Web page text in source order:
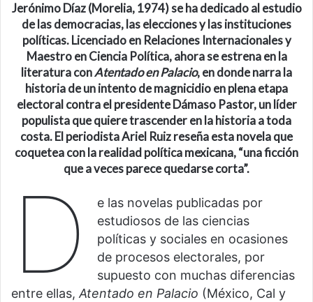
Jerónimo Díaz (Morelia, 1974)se ha dedicado al estudio
de las democracias, las elecciones y las instituciones
políticas.Licenciado en Relaciones Internacionales y
Maestro en Ciencia Política, ahorase estrena en la
literaturaconAtentado en Palacio, en donde narrala
historia de un intento de magnicidio en plena etapa
electoral contra el presidente Dámaso Pastor, un líder
populistaque quieretrascenderen la historiaa toda
costa.El periodistaAriel Ruizreseña esta novela que
coquetea con la realidad política mexicana, “una ficción
que a veces parece quedarse corta”.
D
e las novelas publicadas por
estudiosos de las ciencias
políticas y sociales en ocasiones
de procesos electorales, por
supuesto con muchas diferencias
entre ellas,Atentado en Palacio (México, Cal y